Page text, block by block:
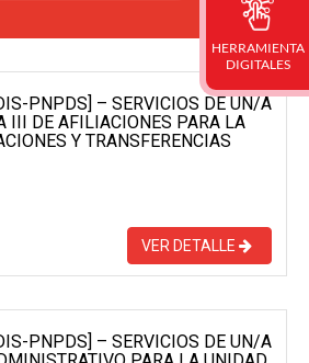
PNPDS] – SERVICIOS DE UN/A
III DE AFILIACIONES PARA LA
Y TRANSFERENCIAS
VER DETALLE
PNPDS] – SERVICIOS DE UN/A
HERRAMIENTA
DIGITALES